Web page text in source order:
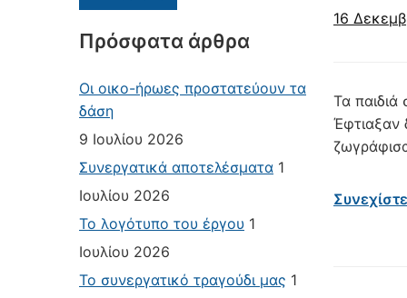
Πρόσφατα άρθρα
Οι οικο-ήρωες προστατεύουν τα
δάση
9 Ιουλίου 2026
Συνεργατικά αποτελέσματα 1
Ιουλίου 2026
Το λογότυπο του έργου 1
Ιουλίου 2026
Το συνεργατικό τραγούδι μας 1
16
Τα παιδιά
Έφτιαξαν